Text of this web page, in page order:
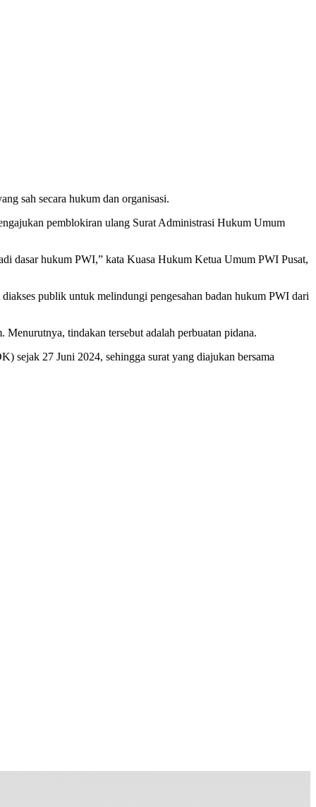
sah secara hukum dan organisasi.
pemblokiran ulang Surat Administrasi Hukum Umum
dasar hukum PWI,” kata Kuasa Hukum Ketua Umum PWI Pusat,
publik untuk melindungi pengesahan badan hukum PWI dari
tindakan tersebut adalah perbuatan pidana.
sejak 27 Juni 2024, sehingga surat yang diajukan bersama